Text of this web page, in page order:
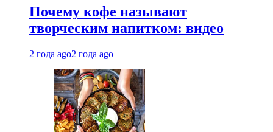
Почему кофе называют
творческим напитком: видео
2 года ago2 года ago